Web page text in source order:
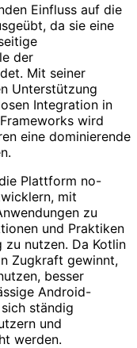
Einfluss auf die
da sie eine
der
Mit seiner
Unterstützung
Integration in
wird
eine dominierende
Plattform no-
mit
zu
und Praktiken
nutzen. Da Kotlin
Zugkraft gewinnt,
besser
Android-
ständig
und
werden.